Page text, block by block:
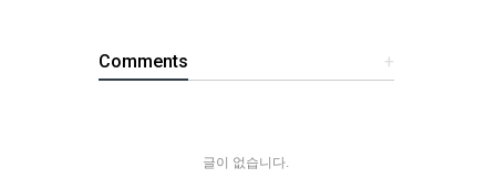
+
Comments
글이 없습니다.